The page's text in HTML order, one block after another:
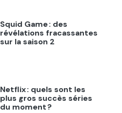
Squid Game : des
révélations fracassantes
sur la saison 2
Netflix : quels sont les
plus gros succès séries
du moment ?